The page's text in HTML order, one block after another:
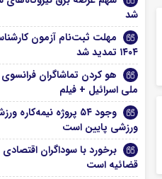
شد
مهلت ثبت‌نام آزمون
۱۴۰۴ تمدید شد
هو کردن تماشاگران
ملی اسرائیل + فیلم
وجود ۵۴ پروژه
ورزشی پایین است
برخورد با سوداگران
قضائیه است